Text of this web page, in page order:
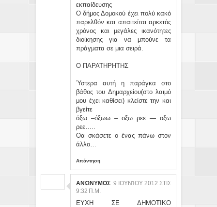
εκπαίδευσης
Ο δήμος Δομοκού έχει πολύ κακό
παρελθόν και απαιτείται αρκετός
χρόνος και μεγάλες ικανότητες
διοίκησης για να μπούνε τα
πράγματα σε μια σειρά.
Ο ΠΑΡΑΤΗΡΗΤΗΣ
Ύστερα αυτή η παράγκα στο
βάθος του Δημαρχείου(στο λαιμό
μου έχει καθίσει) κλείστε την και
βγείτε
όξω –όξωω – οξω ρεε — οξω
ρεε…..
Θα σκάσετε ο ένας πάνω στον
άλλο…
Απάντηση
ΑΝΏΝΥΜΟΣ 9 ΙΟΥΝΊΟΥ 2012 ΣΤΙΣ
9:32 Π.Μ.
ΕΥΧΗ ΣΕ ΔΗΜΟΤΙΚΟ